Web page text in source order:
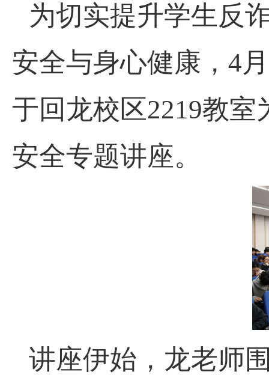
为切实提升学生反
安全与身心健康，4
于回龙校区2219教
安全专题讲座。
讲座伊始，龙老师